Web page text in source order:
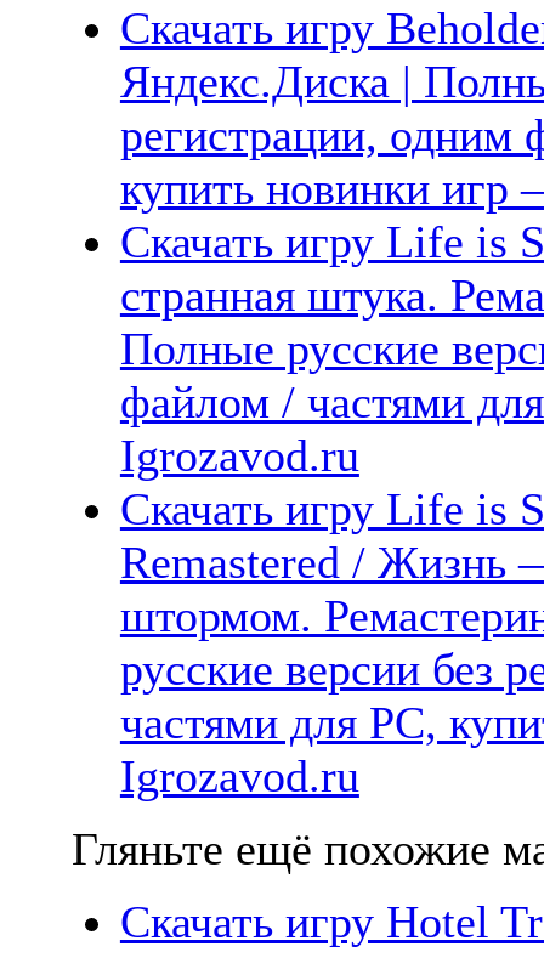
Скачать игру
Яндекс.Диска |
регистрации, одним
купить новинки
Скачать игру Life is
странная штука.
Полные русские
файлом / частями
Igrozavod.ru
Скачать игру Life is
Remastered / Жизнь
штормом.
русские версии без
частями для PC,
Igrozavod.ru
Гляньте ещё похожие
Скачать игру Hotel